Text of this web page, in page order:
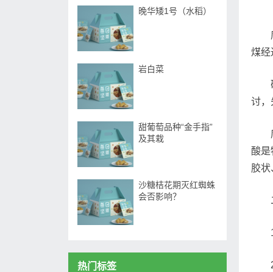
煤经
讨，
酸
胶
晚华矮1号（水稻）
岩白菜
甜葡萄品种“金手指”
及其栽
沙糖桔花期灭红蜘蛛
会否影响？
热门标签